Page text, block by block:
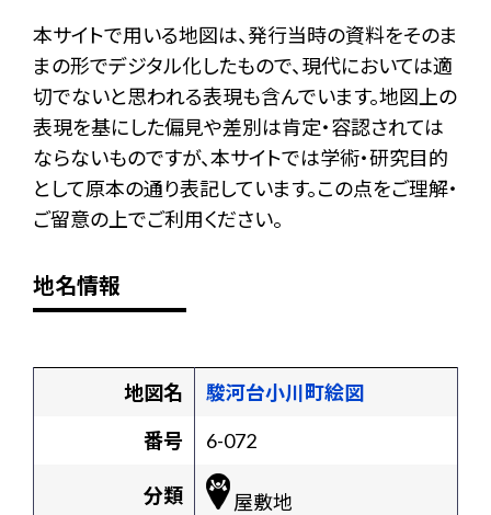
本サイトで用いる地図は、発行当時の資料をそのま
まの形でデジタル化したもので、現代においては適
切でないと思われる表現も含んでいます。地図上の
表現を基にした偏見や差別は肯定・容認されては
ならないものですが、本サイトでは学術・研究目的
として原本の通り表記しています。この点をご理解・
ご留意の上でご利用ください。
地名情報
地図名
駿河台小川町絵図
番号
6-072
分類
屋敷地